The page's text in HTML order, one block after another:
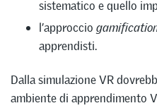
sistematico e quello
l’approccio
apprendisti.
Dalla simulazione VR
ambiente di apprendimento